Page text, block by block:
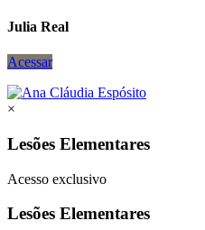
Julia Real
Acessar
×
Lesões Elementares
Acesso exclusivo
Lesões Elementares